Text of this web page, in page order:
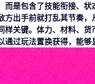
而是包含了技能衔接、
出手前就打乱其节奏，
样关键。体力、材料、
过玩法置换获得，能够